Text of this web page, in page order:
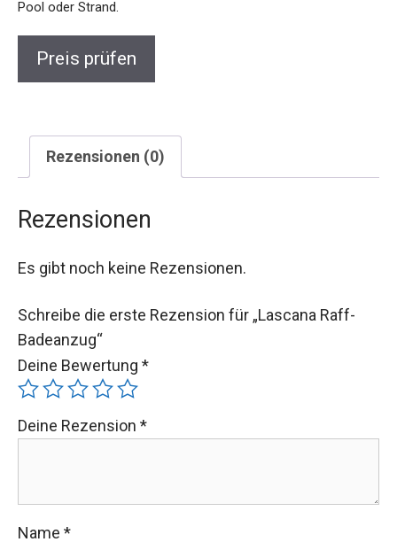
Pool oder Strand.
Preis prüfen
Rezensionen (0)
Rezensionen
Es gibt noch keine Rezensionen.
Schreibe die erste Rezension für „Lascana Raff-
Badeanzug“
Deine Bewertung *
Deine Rezension *
Name *